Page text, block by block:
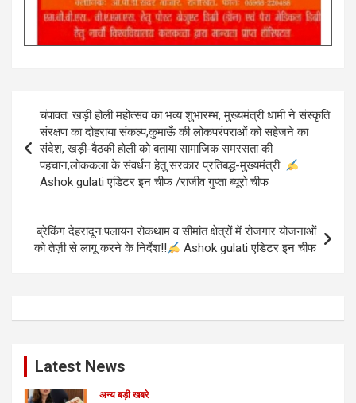
Post
navigation
चंपावत: खड़ी होली महोत्सव का भव्य शुभारम्भ, मुख्यमंत्री धामी ने संस्कृति
संरक्षण का दोहराया संकल्प,कुमाऊँ की लोकपरंपराओं को सहेजने का
संदेश, खड़ी-बैठकी होली को बताया सामाजिक समरसता की
पहचान,लोककला के संवर्धन हेतु सरकार प्रतिबद्ध-मुख्यमंत्री.
Ashok gulati एडिटर इन चीफ /राजीव गुप्ता ब्यूरो चीफ
ब्रेकिंग देहरादून:पलायन रोकथाम व सीमांत क्षेत्रों में रोजगार योजनाओं
को तेज़ी से लागू करने के निर्देश!!
Ashok gulati एडिटर इन चीफ
Latest News
अन्य बड़ी खबरे